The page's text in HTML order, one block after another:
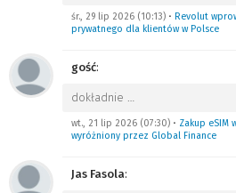
śr., 29 lip 2026 (10:13) • Revolut
prywatnego dla klientów w Polsce
gość:
dokładnie …
wt., 21 lip 2026 (07:30) • Zakup eSIM
wyróżniony przez Global Finance
Jas Fasola: